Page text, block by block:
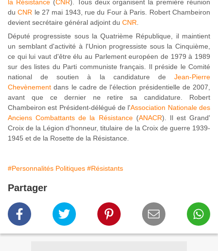
la Résistance(CNR). Tous deux organisent la première réunion
duCNR le 27 mai 1943, rue du Four à Paris. Robert Chambeiron
devient secrétaire général adjoint du CNR
Député progressiste sous la Quatrième République, il maintient
un semblant d'activité à l'Union progressiste sous la Cinquième,
ce qui lui vaut d'être élu au Parlement européen de 1979 à 1989
sur des listes du Parti communiste français. Il préside le Comité
national de soutien à la candidature de Jean-Pierre
Chevènement dans le cadre de l'élection présidentielle de 2007,
avant que ce dernier ne retire sa candidature. Robert
Chambeiron est Président-délégué de l'Association Nationale des
Anciens Combattants de la Résistance(ANACR). Il est Grand'
Croix de la Légion d'honneur, titulaire de la Croix de guerre 1939-
1945 et de la Rosette de la Résistance.
#Personnalités Politiques #Résistants
Partager